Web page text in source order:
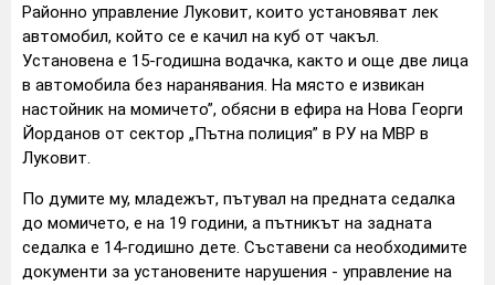
Районно управление Луковит, които установяват лек
автомобил, който се е качил на куб от чакъл.
Установена е 15-годишна водачка, както и още две лица
в автомобила без наранявания. На място е извикан
настойник на момичето”, обясни в ефира на Нова Георги
Йорданов от сектор „Пътна полиция” в РУ на МВР в
Луковит.
По думите му, младежът, пътувал на предната седалка
до момичето, е на 19 години, а пътникът на задната
седалка е 14-годишно дете. Съставени са необходимите
документи за установените нарушения - управление на